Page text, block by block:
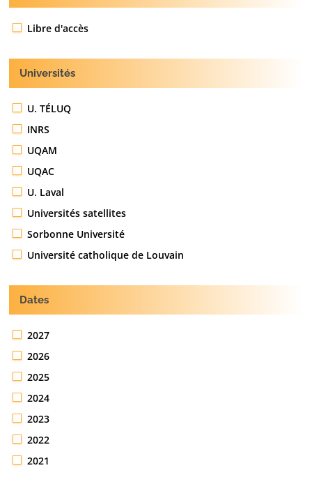
Libre d'accès
Universités
U. TÉLUQ
INRS
UQAM
UQAC
U. Laval
Universités satellites
Sorbonne Université
Université catholique de Louvain
Dates
2027
2026
2025
2024
2023
2022
2021